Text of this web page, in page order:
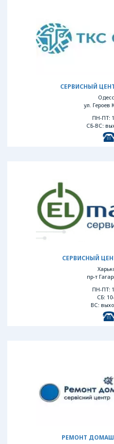
СЕРВИСНЫЙ
ул. Героев
ПН-ПТ:
СБ-ВС:
СЕРВИСНЫЙ
пр-т
ПН-ПТ:
СБ:
ВС:
РЕМОНТ